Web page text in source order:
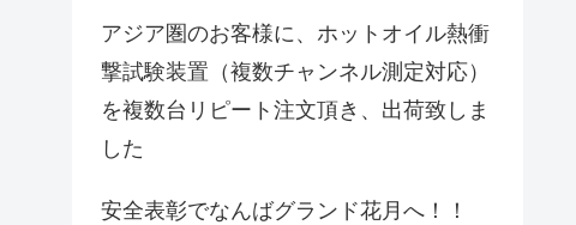
アジア圏のお客様に、ホットオイル熱衝
撃試験装置（複数チャンネル測定対応）
を複数台リピート注文頂き、出荷致しま
した
安全表彰でなんばグランド花月へ！！